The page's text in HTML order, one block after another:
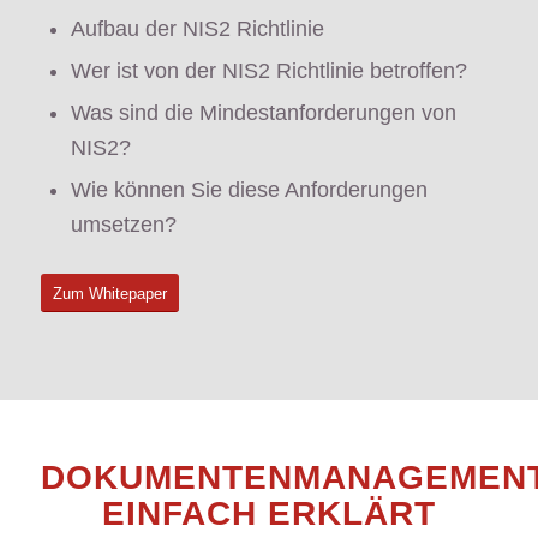
Aufbau der NIS2 Richtlinie
Wer ist von der NIS2 Richtlinie betroffen?
Was sind die Mindestanforderungen von
NIS2?
Wie können Sie diese Anforderungen
umsetzen?
Zum Whitepaper
EINFACH ERKLÄRT